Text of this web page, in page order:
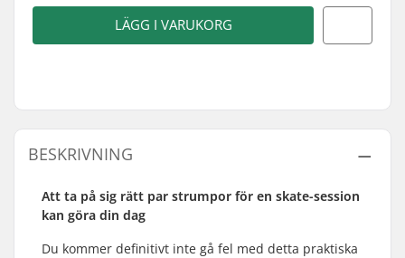
LÄGG I VARUKORG
BESKRIVNING
Att ta på sig rätt par strumpor för en skate-session
kan göra din dag
Du kommer definitivt inte gå fel med detta praktiska